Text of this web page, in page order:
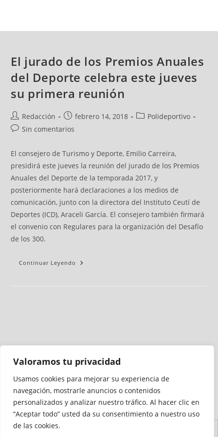
Valoramos tu privacidad
Usamos cookies para mejorar su experiencia de
navegación, mostrarle anuncios o contenidos
personalizados y analizar nuestro tráfico. Al hacer clic en
“Aceptar todo” usted da su consentimiento a nuestro uso
de las cookies.
El jurado de los Premios Anuales
del Deporte celebra este jueves
su primera reunión
Redacción febrero 14, 2018
Polideportivo
Sin comentarios
El consejero de Turismo y Deporte, Emilio Carreira,
presidirá este jueves la reunión del jurado de los Premios
Anuales del Deporte de la temporada 2017, y
posteriormente hará declaraciones a los medios de
comunicación, junto con la directora del Instituto Ceutí de
Deportes (ICD), Araceli García. El consejero también firmará
el convenio con Regulares para la organización del Desafío
de los 300.
Continuar Leyendo
Medio auditado por